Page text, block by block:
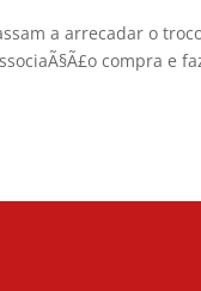
a arrecadar o
compra e